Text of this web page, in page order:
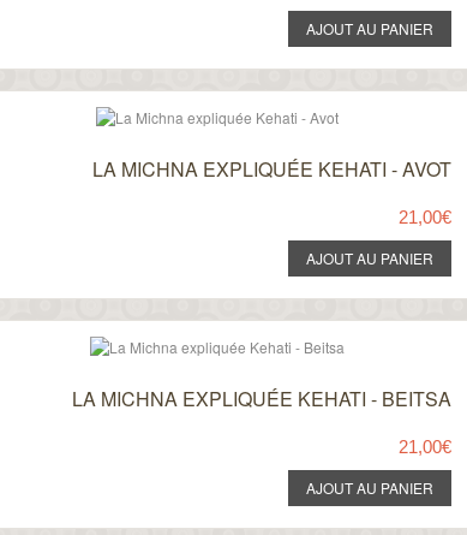
LA MICHNA EXPLIQUÉE KEHATI - AVOT
21,00€
LA MICHNA EXPLIQUÉE KEHATI - BEITSA
21,00€